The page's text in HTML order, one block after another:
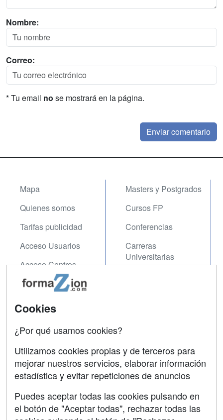
Nombre:
Correo:
* Tu email no se mostrará en la página.
Mapa
Quienes somos
Tarifas publicidad
Acceso Usuarios
Acceso Centros
Masters y Postgrados
Cursos FP
Conferencias
Carreras
Universitarias
Contactar
Copyleft
Grupo formazion:
Cookies
¿Por qué usamos cookies?
Utilizamos cookies propias y de terceros para
mejorar nuestros servicios, elaborar información
estadística y evitar repeticiones de anuncios
Puedes aceptar todas las cookies pulsando en
el botón de "Aceptar todas", rechazar todas las